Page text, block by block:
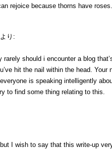
rejoice because thorns have
より:
should i encounter a blog
hit the nail within the head. Your
is speaking intelligently
to find some thing relating to this.
I wish to say that this write-up